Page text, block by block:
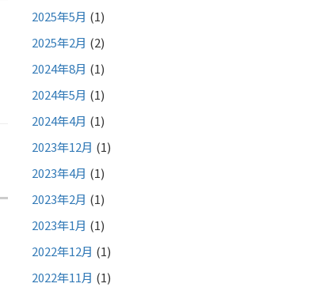
2025年5月 (1)
2025年2月 (2)
2024年8月 (1)
2024年5月 (1)
2024年4月 (1)
2023年12月 (1)
2023年4月 (1)
2023年2月 (1)
2023年1月 (1)
2022年12月 (1)
2022年11月 (1)